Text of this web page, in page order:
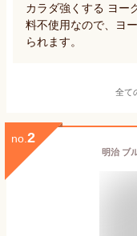
カラダ強くする ヨー
料不使用なので、ヨ
られます。
全て
no. 2
明治 ブ